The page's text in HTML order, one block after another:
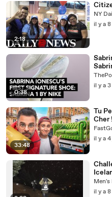
2:18
NY
il y a
0:38
il y a
33:48
Tu
Cher
il y a
Men's
il y a